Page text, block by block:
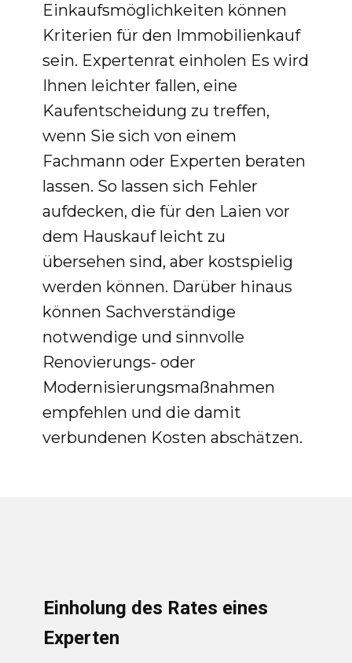
Einkaufsmöglichkeiten können
Kriterien für den Immobilienkauf
sein. Expertenrat einholen Es wird
Ihnen leichter fallen, eine
Kaufentscheidung zu treffen,
wenn Sie sich von einem
Fachmann oder Experten beraten
lassen. So lassen sich Fehler
aufdecken, die für den Laien vor
dem Hauskauf leicht zu
übersehen sind, aber kostspielig
werden können. Darüber hinaus
können Sachverständige
notwendige und sinnvolle
Renovierungs- oder
Modernisierungsmaßnahmen
empfehlen und die damit
verbundenen Kosten abschätzen.
Einholung des Rates eines
Experten